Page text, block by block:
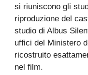
si riuniscono gli
riproduzione del
studio di Albus
uffici del Ministero
ricostruito
nel film.